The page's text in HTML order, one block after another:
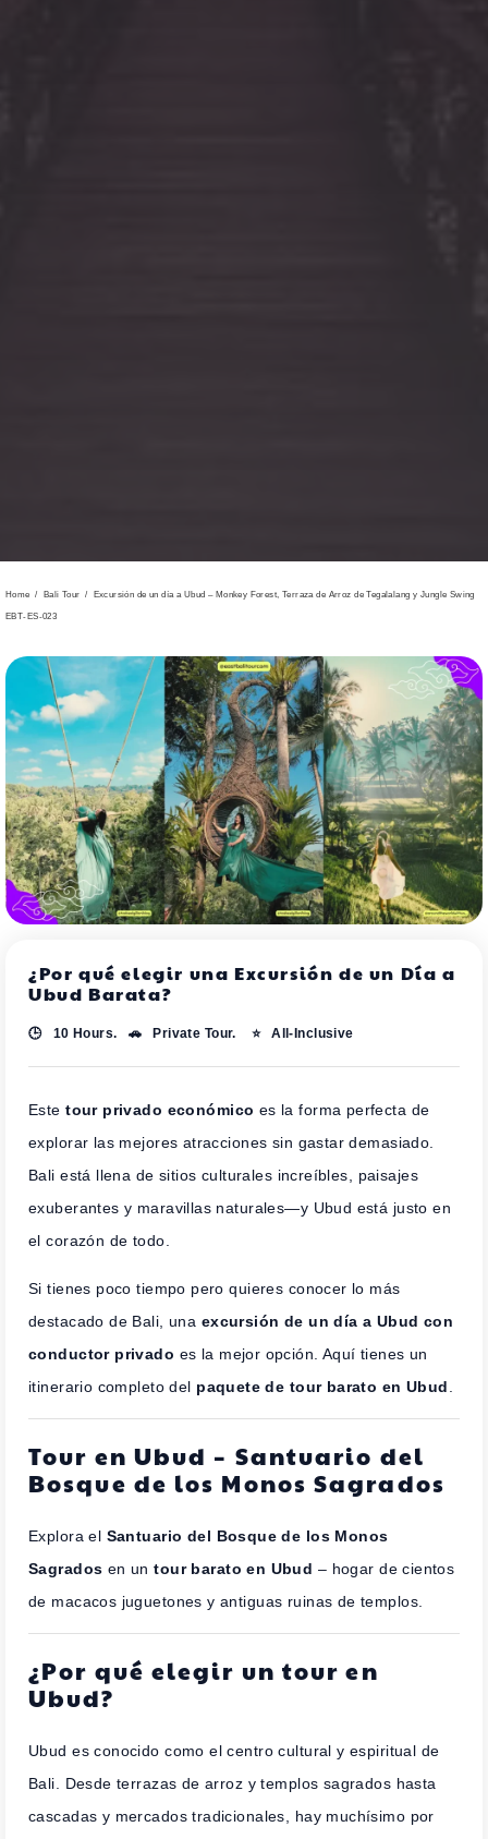
Home / Bali Tour / Excursión de un día a Ubud – Monkey Forest, Terraza de Arroz de Tegalalang y Jungle Swing
EBT-ES-023
¿Por qué elegir una Excursión de un Día a
Ubud Barata?
🕒 10 Hours. 🚗 Private Tour. ⭐ All-Inclusive
Estetour privado económico es la forma perfecta de
explorar las mejores atracciones sin gastar demasiado.
Bali está llena de sitios culturales increíbles, paisajes
exuberantes y maravillas naturales—y Ubud está justo en
el corazón de todo.
Si tienes poco tiempo pero quieres conocer lo más
destacado de Bali, una excursión de un día a Ubud con
conductor privado es la mejor opción. Aquí tienes un
itinerario completo del paquete de tour barato en Ubud
Tour en Ubud – Santuario del
Bosque de los Monos Sagrados
Explora el Santuario del Bosque de los Monos
Sagrados en untour barato en Ubud – hogar de cientos
de macacos juguetones y antiguas ruinas de templos.
¿Por qué elegir un tour en
Ubud?
Ubud es conocido como el centro cultural y espiritual de
Bali. Desde terrazas de arroz y templos sagrados hasta
cascadas y mercados tradicionales, hay muchísimo por